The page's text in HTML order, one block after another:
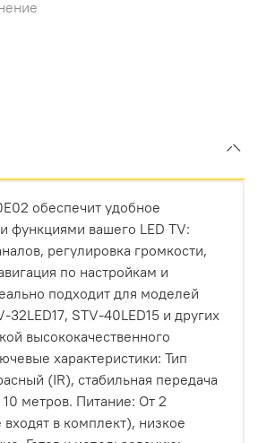
обеспечит удобное
функциями вашего LED TV:
регулировка громкости,
по настройкам и
подходит для моделей
32LED17, STV-40LED15 и других
высококачественного
характеристики: Тип
(IR), стабильная передача
метров. Питание: От 2
в комплект), низкое